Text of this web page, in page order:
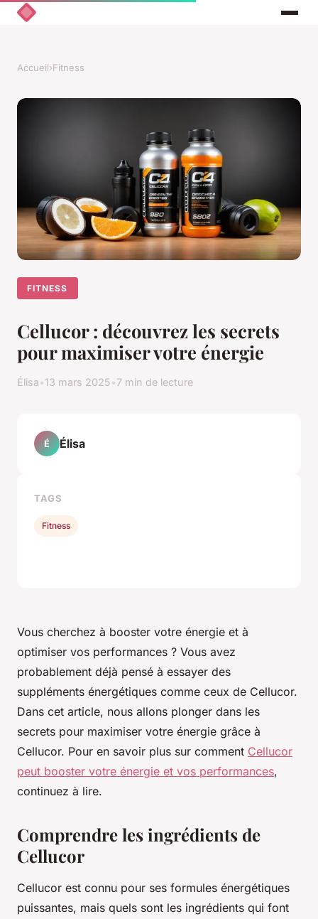
Accueil›Fitness
FITNESS
Cellucor : découvrez les secrets
pour maximiser votre énergie
Élisa•13 mars 2025•7 min de lecture
Vous cherchez à booster votre énergie et à
optimiser vos performances ? Vous avez
probablement déjà pensé à essayer des
suppléments énergétiques comme ceux de Cellucor.
Dans cet article, nous allons plonger dans les
secrets pour maximiser votre énergie grâce à
Cellucor. Pour en savoir plus sur comment Cellucor
peut booster votre énergie et vos performances,
continuez à lire.
Comprendre les ingrédients de
Cellucor
Cellucor est connu pour ses formules énergétiques
puissantes, mais quels sont les ingrédients qui font
É Élisa
TAGS
Fitness